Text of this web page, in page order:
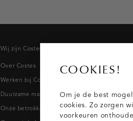
Wij zijn Costes
Over Costes
Werken bij Costes
Duurzame materialen
Onze betrokkenheid
COOKIES!
Om je de best
cookies. Zo zorgen
voorkeuren